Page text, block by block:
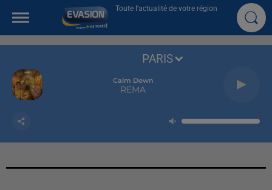
Toute l'actualité de votre région
Calm Down
REMA
PARIS